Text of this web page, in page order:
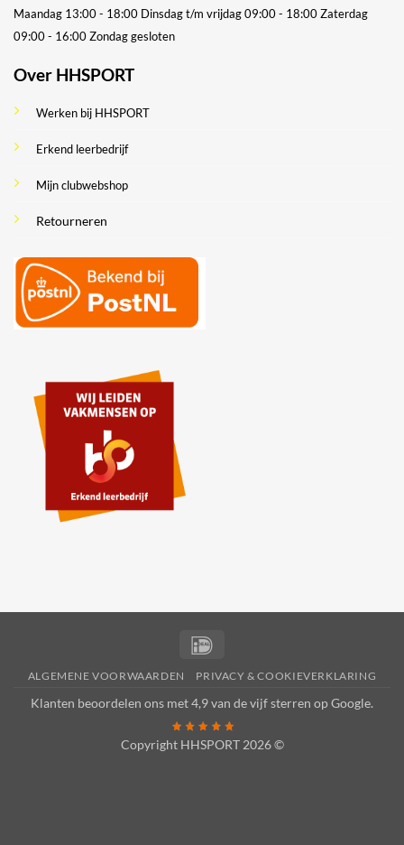
Maandag 13:00 - 18:00 Dinsdag t/m vrijdag 09:00 - 18:00Zaterdag
09:00 - 16:00Zondag gesloten
Over HHSPORT
Werken bij HHSPORT
Erkend leerbedrijf
Mijn clubwebshop
Retourneren
ALGEMENE VOORWAARDEN PRIVACY & COOKIEVERKLARING
Klanten beoordelen ons met 4,9 van de vijf sterren opGoogle.
Copyright HHSPORT 2026 ©